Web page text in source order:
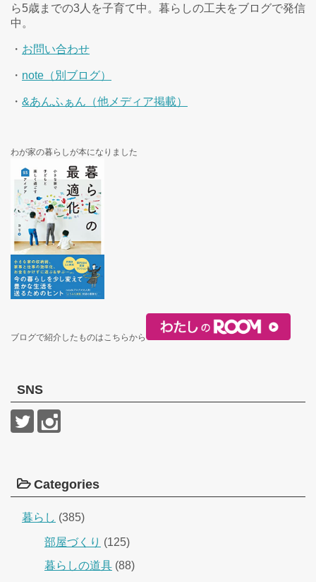
ら5歳までの3人を子育て中。暮らしの工夫をブログで発信
中。
・ お問い合わせ
・ note（別ブログ）
・ &あんふぁん（他メディア掲載）
わが家の暮らしが本になりました
ブログで紹介したものはこちらから
SNS
Categories
暮らし (385)
部屋づくり (125)
暮らしの道具 (88)